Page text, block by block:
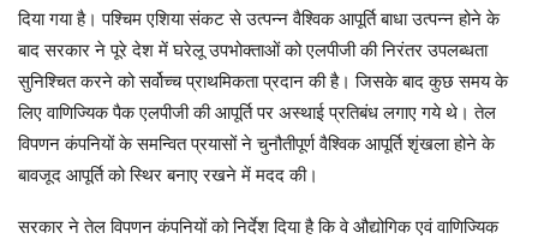
दिया गया है। पश्चिम एशिया संकट से उत्पन्न वैश्विक आपूर्ति बाधा उत्पन्न होने के
बाद सरकार ने पूरे देश में घरेलू उपभोक्ताओं को एलपीजी की निरंतर उपलब्धता
सुनिश्चित करने को सर्वोच्च प्राथमिकता प्रदान की है। जिसके बाद कुछ समय के
लिए वाणिज्यिक पैक एलपीजी की आपूर्ति पर अस्थाई प्रतिबंध लगाए गये थे। तेल
विपणन कंपनियों के समन्वित प्रयासों ने चुनौतीपूर्ण वैश्विक आपूर्ति शृंखला होने के
बावजूद आपूर्ति को स्थिर बनाए रखने में मदद की।
सरकार ने तेल विपणन कंपनियों को निर्देश दिया है कि वे औद्योगिक एवं वाणिज्यिक